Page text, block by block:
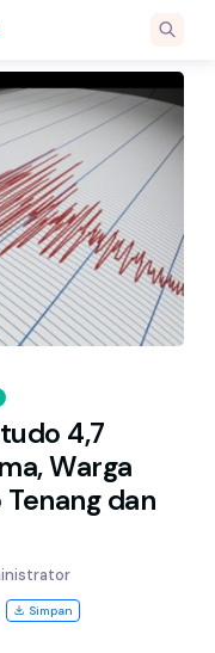
4,7
Warga
dan
Simpan